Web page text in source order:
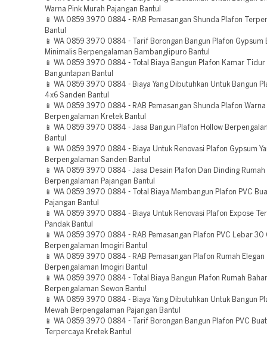
Warna Pink Murah Pajangan Bantul
📱 WA 0859 3970 0884 - RAB Pemasangan Shunda Plafon
Bantul
📱 WA 0859 3970 0884 - Tarif Borongan Bangun Plafon Gypsum
Minimalis Berpengalaman Bambanglipuro Bantul
📱 WA 0859 3970 0884 - Total Biaya Bangun Plafon Kamar
Banguntapan Bantul
📱 WA 0859 3970 0884 - Biaya Yang Dibutuhkan Untuk Bangun
4x6 Sanden Bantul
📱 WA 0859 3970 0884 - RAB Pemasangan Shunda Plafon
Berpengalaman Kretek Bantul
📱 WA 0859 3970 0884 - Jasa Bangun Plafon Hollow
Bantul
📱 WA 0859 3970 0884 - Biaya Untuk Renovasi Plafon Gypsum
Berpengalaman Sanden Bantul
📱 WA 0859 3970 0884 - Jasa Desain Plafon Dan Dinding Rumah
Berpengalaman Pajangan Bantul
📱 WA 0859 3970 0884 - Total Biaya Membangun Plafon PVC
Pajangan Bantul
📱 WA 0859 3970 0884 - Biaya Untuk Renovasi Plafon Expose
Pandak Bantul
📱 WA 0859 3970 0884 - RAB Pemasangan Plafon PVC Lebar 30
Berpengalaman Imogiri Bantul
📱 WA 0859 3970 0884 - RAB Pemasangan Plafon Rumah Elegan
Berpengalaman Imogiri Bantul
📱 WA 0859 3970 0884 - Total Biaya Bangun Plafon Rumah
Berpengalaman Sewon Bantul
📱 WA 0859 3970 0884 - Biaya Yang Dibutuhkan Untuk Bangun
Mewah Berpengalaman Pajangan Bantul
📱 WA 0859 3970 0884 - Tarif Borongan Bangun Plafon PVC
Terpercaya Kretek Bantul